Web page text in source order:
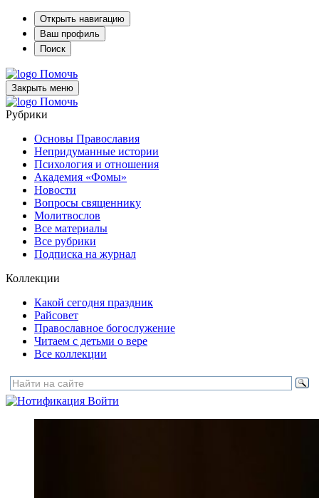
Открыть навигацию
Ваш профиль
Поиск
Помочь
Закрыть меню
Помочь
Рубрики
Основы Православия
Непридуманные истории
Психология и отношения
Академия «Фомы»
Новости
Вопросы священнику
Молитвослов
Все материалы
Все рубрики
Подписка на журнал
Коллекции
Какой сегодня праздник
Райсовет
Православное богослужение
Читаем с детьми о вере
Все коллекции
Войти